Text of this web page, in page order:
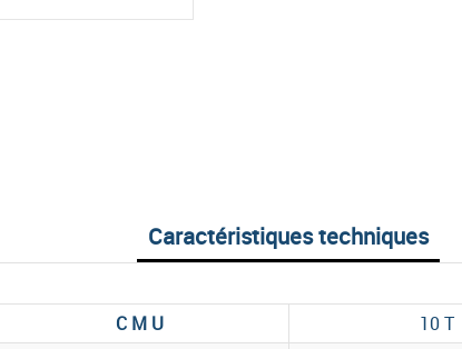
Caractéristiques techniques
C M U
10 T